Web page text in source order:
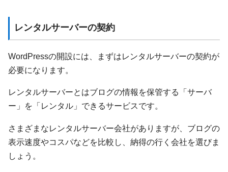
レンタルサーバーの契約
WordPressの開設には、まずはレンタルサーバーの契約が
必要になります。
レンタルサーバーとはブログの情報を保管する「サーバ
ー」を「レンタル」できるサービスです。
さまざまなレンタルサーバー会社がありますが、ブログの
表示速度やコスパなどを比較し、納得の行く会社を選びま
しょう。